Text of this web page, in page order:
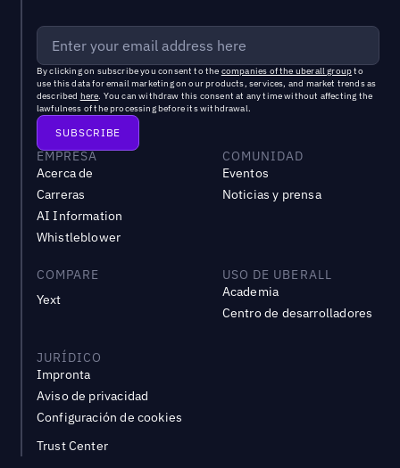
By clicking on subscribe you consent to the companies of the uberall groupto
use this data for email marketing on our products, services, and market trends as
described here. You can withdraw this consent at any time without affecting the
lawfulness of the processing before its withdrawal.
EMPRESA
Acerca de
Carreras
AI Information
Whistleblower
COMUNIDAD
Eventos
Noticias y prensa
COMPARE
Yext
USO DE UBERALL
Academia
Centro de desarrolladores
JURÍDICO
Impronta
Aviso de privacidad
Configuración de cookies
Trust Center